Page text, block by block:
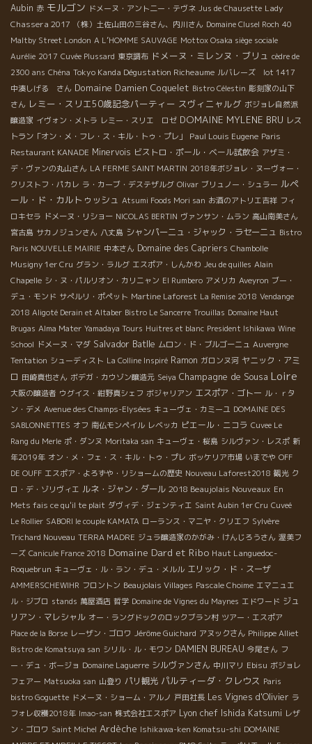
Aubin 赤 モルゴン ドメーヌ・アント二ー・テヴネ Jus de Chausette Lady
Chassera 2017
（株）土佐山田の三谷さん、内川さん Domaine Clusel Roch 40
Maltby Street London A L’HOMME SAUVAGE Mottox Osaka siège sociale
Aurélie 2017 Cuvée Plussard 東京調布 ドメーヌ・ミレンヌ・ブリュ cèdre de
2300 ans Chéna Tokyo Kanda Dégustation Richeaume ルバレーズ lot 1417
中湊しげる さん Domaine Damien Coquelet Bistro Célestin 彫刻家の山下
さん レミー・スリエ50歳記念パーティー スヴィニャルグ ボジョレ自然派
醸造家 イヴォン・メトラ レミー・スリエ ロゼ DOMAINE MYLENE BRU レス
トラン「オン・メ・フレ・ス・キル・トゥ・プレ」
Paul Louis Eugene Paris
Restaurant KANADE Minervois ビストロ・ポール・ベール試飲会 アザミ・
デ・ヴァンの丸山さん LA FERME SAINT MARTIN 2018年ボジョレ・ヌーヴォー・
クリストフ・パカレ ラ・カーブ・デステザルグ Olivar ブリュノー・シュラー ルペ
ール・ド・カルトゥッシュ Atsumi Foods Mori san お酒のアトリエ吉祥 フィ
ロキセラ ドメーヌ・リショー NICOLAS BERTIN ヴァンサン・ムラン 高山南美さん
宮古島 サカノジュンさん 八丈島 シャンパーニュ・ジャック・ラセーニュ Bistro
Paris NOUVELLE MAIRIE 中本さん Domaine des Capriers Chambolle
Musigny 1er Cru グラン・ラルグ エスポア・しんかわ Jeu de quilles Alain
Chapelle シ・ヌ・パルリオン・カリニャン El Rumbero アメリカ Aveyron ブー・
デュ・モンド サぺルリ・ポペット Martine Laforest La Remise 2018 Vendange
2018 Aligoté Derain et Altaber Bistro Le Sancerre Trouillas Domaine Haut
Brugas Alma Mater Yamadaya Tours Huitres et blanc President Ishikawa Wine
School ドメーヌ・マダ Salvador Batlle ムロン・ド・ブルゴーニュ Auvergne
Tentation シューディスト La Colline Inspiré Ramon ガロンヌ河 ヤニック・アミ
ロ 田崎真也さん ボデガ・カウゾン醸造元 Seiya Champagne de Sousa Loire
大阪の醸造者 ウグイス・紺野真シェフ ボジャリアン エスポア・ゴトー ル・ｒタ
ン・デメ Avenue des Champs-Elysées キューヴェ・カミーユ DOMAINE DES
SABLONNETTES オフ 南仏モンペイル レベッカ ピエール・ニコラ Cuvee Le
Rang du Merle ポ・ダンヌ Moritaka san キューヴェ・桜島 シルヴァン・レスポ 新
年2019年 オン・メ・フェ・ス・キル・トゥ・プレ ボッケリア市場 いまでや OFF
DE OUFF エスポア・よろずや・リショームの歴史 Nouveau Laforest2018 観光 ク
ロ・デ・ゾリヴィエ ルネ・ジャン・ダール 2018 Beaujolais Nouveaux En
Mets fais ce qu'il te plait ダヴィデ・ジェンティエ Saint Aubin 1er Cru Cuveé
Le Rollier SABORI le couple KAMATA ローランス・マニヤ・クリエフ Sylvère
Trichard Nouveau TERRA MADRE ジュラ醸造家のかがみ・けんじろうさん 渥美フ
ーズ Canicule France 2018 Domaine Dard et Ribo Haut Languedoc-
Roquebrun キューヴェ・ル・ラン・デュ・メルル エリック・ド・スーザ
AMMERSCHEWIHR フロントン Beaujolais Villages Pascale Choime エマニュエ
ル・ジブロ stands 萬屋酒店 哲学 Domaine de Vignes du Maynes エドワード ジュ
リアン・マレシャル オー・ラングドックのロックブラン村 ツアー・エスポア
Place de la Borse レーザン・ゴロワ Jérôme Guichard アヌックさん Philippe Alliet
Bistro de Komatsuya san シリル・ル・モワン DAMIEN BUREAU 今尾さん フ
ー・デュ・ボージョ Domaine Laguerre シルヴァンさん 中川マリ Ebisu ボジョレ
フェアー Matsuoka san 山登り パリ観光 パルティーダ・クレウス Paris
bistro Goguette ドメーヌ・ショーム・アルノ 戸田社長 Les Vignes d'Olivier ラ
フォレ収穫2018年 Imao-san 株式会社エスポア Lyon chef Ishida Katsumi レザ
ン・ゴロワ Saint Michel Ardèche Ishikawa-ken Komatsu-shi DOMAINE